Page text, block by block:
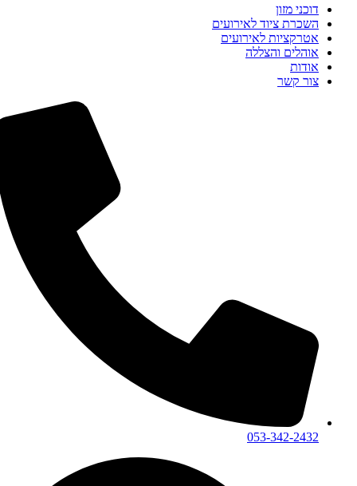
דוכני מזון
השכרת ציוד לאירועים
אטרקציות לאירועים
אוהלים והצללה
אודות
צור קשר
053-342-2432